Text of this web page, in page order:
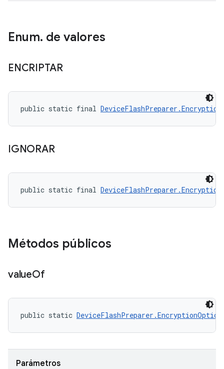
Enum. de valores
ENCRIPTAR
public static final
IGNORAR
public static final
Métodos públicos
valueOf
public static
Parámetros